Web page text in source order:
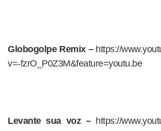
Globogolpe Remix –https://
v=-fzrO_P0Z3M&feature=youtu.be
Levante sua voz –https://